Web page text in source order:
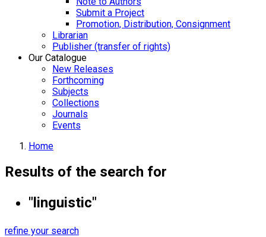
Submit a Project
Promotion, Distribution, Consignment
Librarian
Publisher (transfer of rights)
Our Catalogue
New Releases
Forthcoming
Subjects
Collections
Journals
Events
Home
Results of the search for
"linguistic"
refine your search